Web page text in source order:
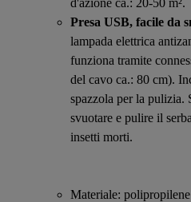
d'azione ca.: 20-50 m².
Presa USB, facile da
lampada elettrica
funziona tramite
del cavo ca.: 80 cm).
spazzola per la pulizia.
svuotare e pulire il
insetti morti.
Materiale: polipropilene